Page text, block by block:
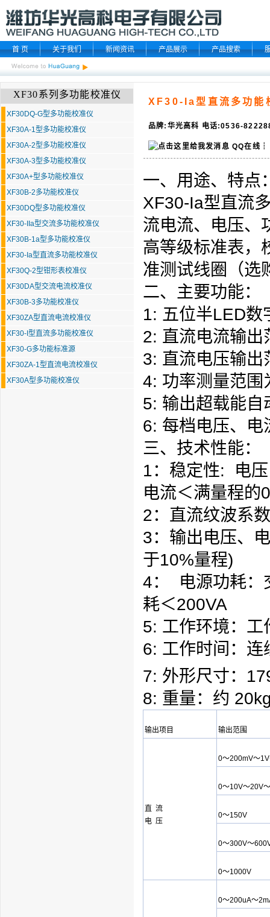
首 页 关于我们 新闻资讯 产品展示 产品搜索
XF30系列多功能校准仪
XF30DQ-G型多功能校准仪
XF30A-1型多功能校准仪
XF30A-2型多功能校准仪
XF30A-3型多功能校准仪
XF30A+型多功能校准仪
XF30B-2多功能校准仪
XF30DQ型多功能校准仪
XF30-IIa型交流多功能校准仪
XF30B-1a型多功能校准仪
XF30-Ia型直流多功能校准仪
XF30Q-2型钳形表校准仪
XF30DA型交流电流校准仪
XF30B-3多功能校准仪
XF30ZA型直流电流校准仪
XF30-I型直流多功能校准仪
XF30-G多功能标准源
XF30ZA-1型直流电流校准仪
XF30A型多功能校准仪
XF30-Ia型直流多功能
品牌:华光高科 电话:0536-
QQ在线
一、用途、特点
XF30-Ia型直流
流电流、电压、
高等级标准表，
准测试线圈（选
二、主要功能：
1: 五位半LED数
2: 直流电流输
3: 直流电压输出
4: 功率测量范围
5: 输出超载能自
6: 每档电压、电
三、技术性能：
1：稳定性: 电
电流＜满量程的
2：直流纹波系
3：输出电压、
于10%量程)
4： 电源功耗：
耗＜200VA
5: 工作环境：
6: 工作时间：连
7: 外形尺寸：
8: 重量：约
输出项目 输出范围
直 流
电 压
0～200mV～
0～10V～20V
0～150V
0～300V～
0～1000V
0～200uA～